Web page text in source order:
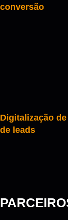
conversão
Digitalização
de leads